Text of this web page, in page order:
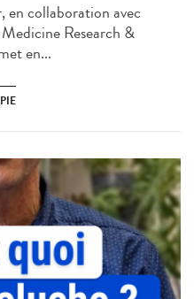
en collaboration avec
Research &
en...